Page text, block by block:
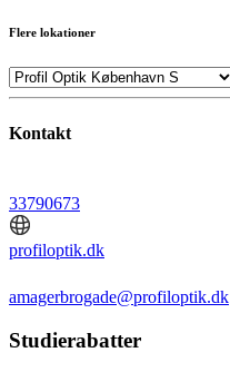
Flere lokationer
Kontakt
33790673
profiloptik.dk
amagerbrogade@profiloptik.dk
Studierabatter